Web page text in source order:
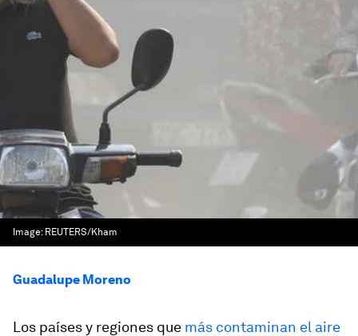
Image: REUTERS/Kham
Guadalupe Moreno
Los países y regiones que más contaminan el aire